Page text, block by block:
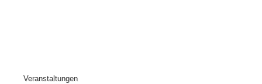
Veranstaltungen